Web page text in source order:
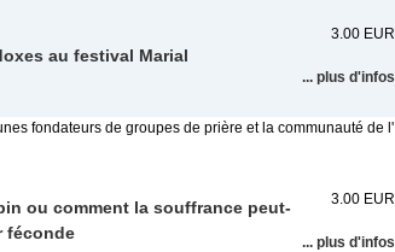
au festival Marial
3.00 EUR
... plus d'infos
fondateurs de groupes de prière et la communauté de l'
ou comment la souffrance peut-
féconde
3.00 EUR
... plus d'infos